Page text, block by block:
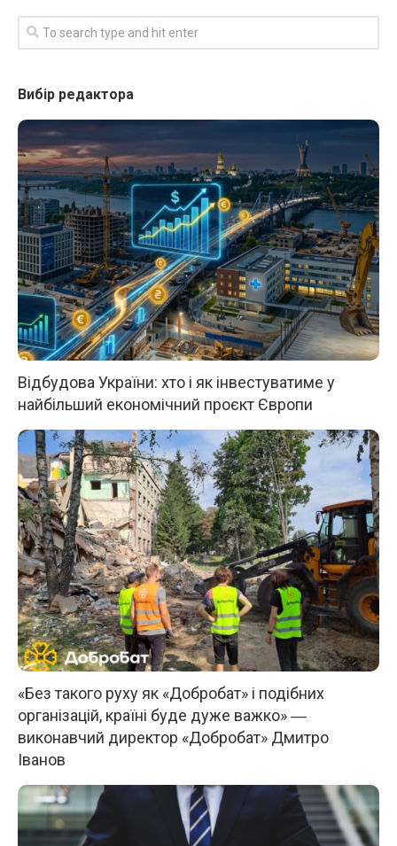
Вибір редактора
Відбудова України: хто і як інвестуватиме у
найбільший економічний проєкт Європи
«Без такого руху як «Добробат» і подібних
організацій, країні буде дуже важко» ―
виконавчий директор «Добробат» Дмитро
Іванов